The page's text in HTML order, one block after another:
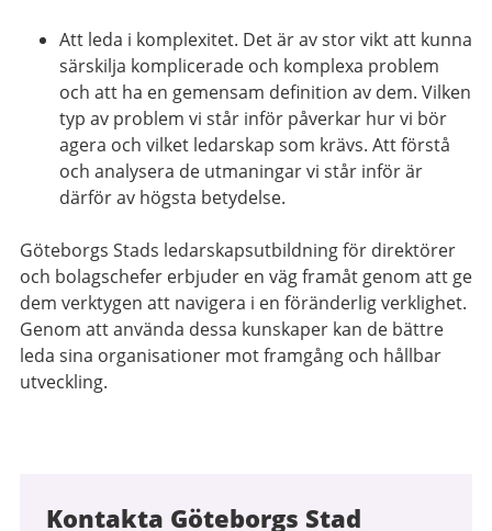
Att leda i komplexitet. Det är av stor vikt att kunna
särskilja komplicerade och komplexa problem
och att ha en gemensam definition av dem. Vilken
typ av problem vi står inför påverkar hur vi bör
agera och vilket ledarskap som krävs. Att förstå
och analysera de utmaningar vi står inför är
därför av högsta betydelse.
Göteborgs Stads ledarskapsutbildning för direktörer
och bolagschefer erbjuder en väg framåt genom att ge
dem verktygen att navigera i en föränderlig verklighet.
Genom att använda dessa kunskaper kan de bättre
leda sina organisationer mot framgång och hållbar
utveckling.
Kontakta Göteborgs Stad